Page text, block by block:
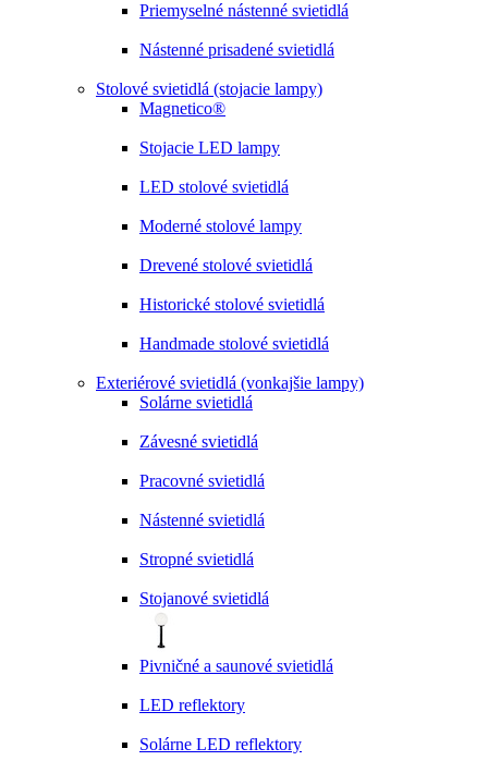
Priemyselné nástenné svietidlá
Nástenné prisadené svietidlá
Stolové svietidlá (stojacie lampy)
Magnetico®
Stojacie LED lampy
LED stolové svietidlá
Moderné stolové lampy
Drevené stolové svietidlá
Historické stolové svietidlá
Handmade stolové svietidlá
Exteriérové svietidlá (vonkajšie lampy)
Solárne svietidlá
Závesné svietidlá
Pracovné svietidlá
Nástenné svietidlá
Stropné svietidlá
Stojanové svietidlá
Pivničné a saunové svietidlá
LED reflektory
Solárne LED reflektory